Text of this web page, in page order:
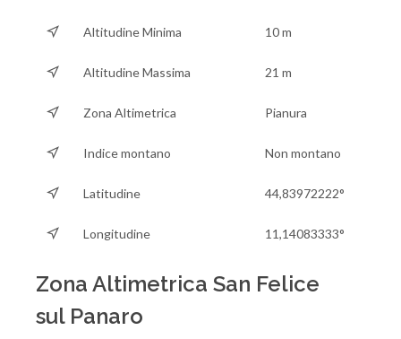
Altitudine Minima 10 m
Altitudine Massima 21 m
Zona Altimetrica Pianura
Indice montano Non montano
Latitudine 44,83972222°
Longitudine 11,14083333°
Zona Altimetrica San Felice
sul Panaro